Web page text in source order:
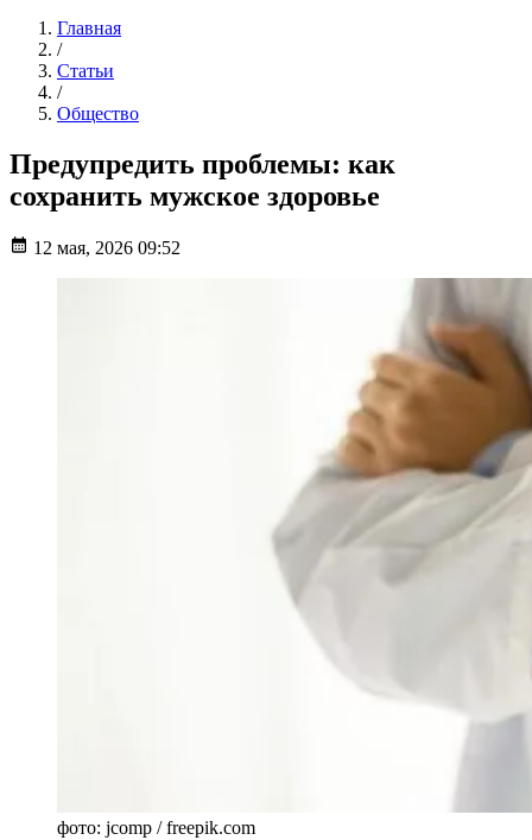
Главная
/
Статьи
/
Общество
Предупредить проблемы: как
сохранить мужское здоровье
12 мая, 2026 09:52
фото: jcomp / freepik.com